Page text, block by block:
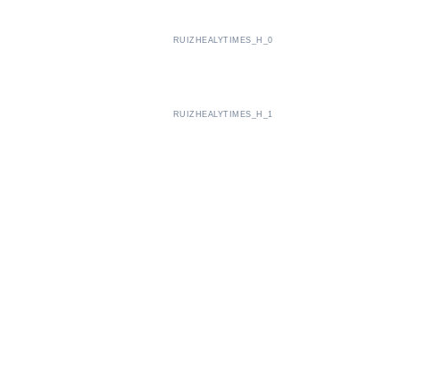
RUIZHEALYTIMES_H_0
RUIZHEALYTIMES_H_1